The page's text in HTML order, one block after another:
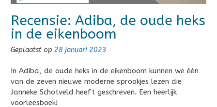
Recensie: Adiba, de oude heks
in de eikenboom
Geplaatst op 28 januari 2023
In Adiba, de oude heks in de eikenboom kunnen we één
van de zeven nieuwe moderne sprookjes lezen die
Janneke Schotveld heeft geschreven. Een heerlijk
voorleesboek!